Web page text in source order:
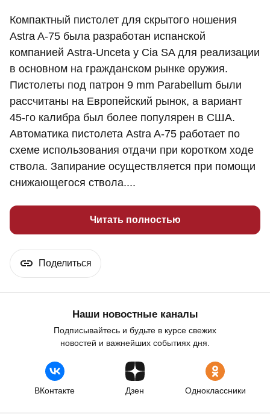
Компактный пистолет для скрытого ношения
Astra A-75 была разработан испанской
компанией Astra-Unceta y Cia SA для реализации
в основном на гражданском рынке оружия.
Пистолеты под патрон 9 mm Parabellum были
рассчитаны на Европейский рынок, а вариант
45-го калибра был более популярен в США.
Автоматика пистолета Astra A-75 работает по
схеме использования отдачи при коротком ходе
ствола. Запирание осуществляется при помощи
снижающегося ствола....
Читать полностью
Поделиться
Наши новостные каналы
Подписывайтесь и будьте в курсе свежих
новостей и важнейших событиях дня.
ВКонтакте Дзен Одноклассники